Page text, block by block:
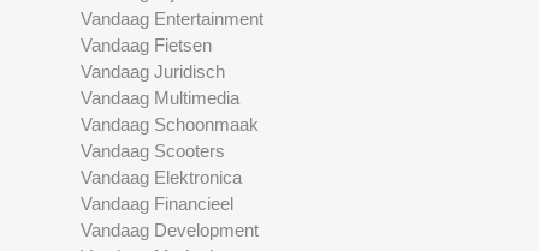
Vandaag Entertainment
Vandaag Fietsen
Vandaag Juridisch
Vandaag Multimedia
Vandaag Schoonmaak
Vandaag Scooters
Vandaag Elektronica
Vandaag Financieel
Vandaag Development